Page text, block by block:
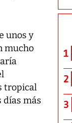
unos y
mucho
tropical
días más
1
2
3